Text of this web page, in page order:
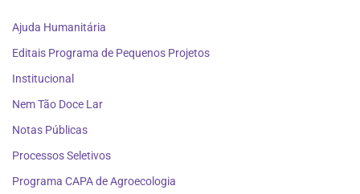
Ajuda Humanitária
Editais Programa de Pequenos Projetos
Institucional
Nem Tão Doce Lar
Notas Públicas
Processos Seletivos
Programa CAPA de Agroecologia